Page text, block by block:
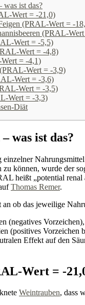
ist das?
Wert = -21,0)
(PRAL-Wert = -
(PRAL-
Wert = -5,5)
Wert = -4,8)
= -4,1)
Wert = -3,9)
Wert = -3,6)
Wert = -3,5)
Wert = -3,3)
Diät
was ist das?
zu können, wurde der
heißt „potential renal
Thomas Remer.
ob das jeweilige
(negatives Vorzeichen),
(positives Vorzeichen
Effekt auf den
Wert = -
Weintrauben, dass